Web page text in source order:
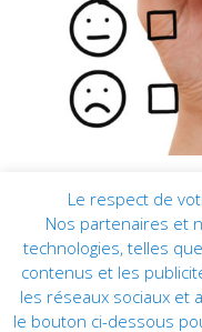
Le respect de
Nos partenaires et
technologies, telles
contenus et les
les réseaux sociaux et
le bouton ci-dessous